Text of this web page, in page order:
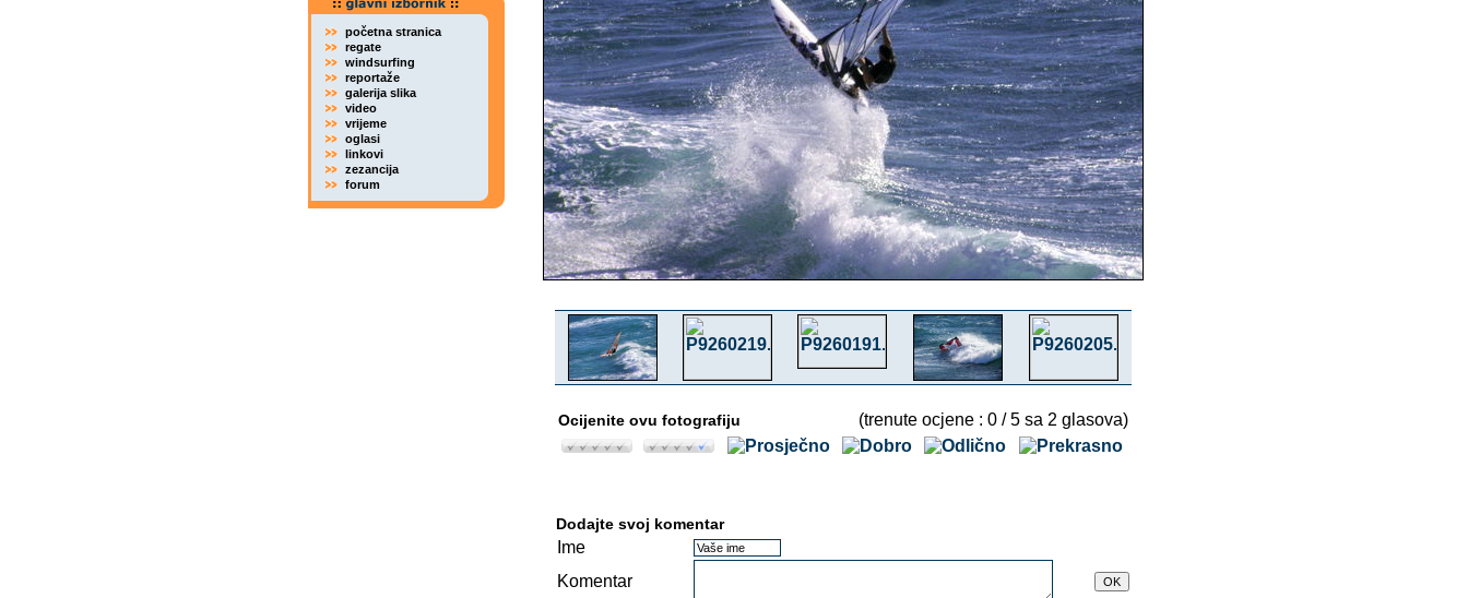
početna stranica
regate
windsurfing
reportaže
galerija slika
video
vrijeme
oglasi
linkovi
zezancija
forum
Ocijenite ovu fotografiju (trenute ocjene : 0 / 5 sa 2 glasova)
Dodajte svoj komentar
Ime
Komentar